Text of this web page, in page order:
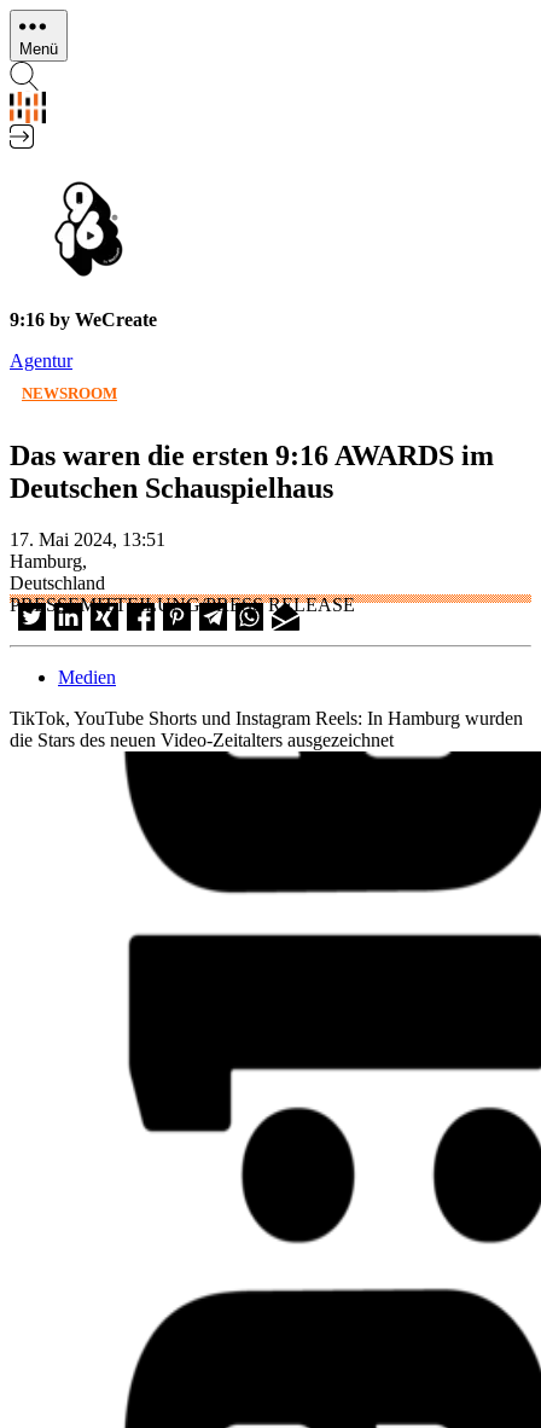
Direkt
zum
Inhalt
Menü
9:16 by WeCreate
Agentur
NEWSROOM
Das waren die ersten 9:16 AWARDS im
Deutschen Schauspielhaus
17. Mai 2024, 13:51
Hamburg,
Deutschland
PRESSEMITTEILUNG/PRESS RELEASE
Medien
TikTok, YouTube Shorts und Instagram Reels: In Hamburg wurden
die Stars des neuen Video-Zeitalters ausgezeichnet